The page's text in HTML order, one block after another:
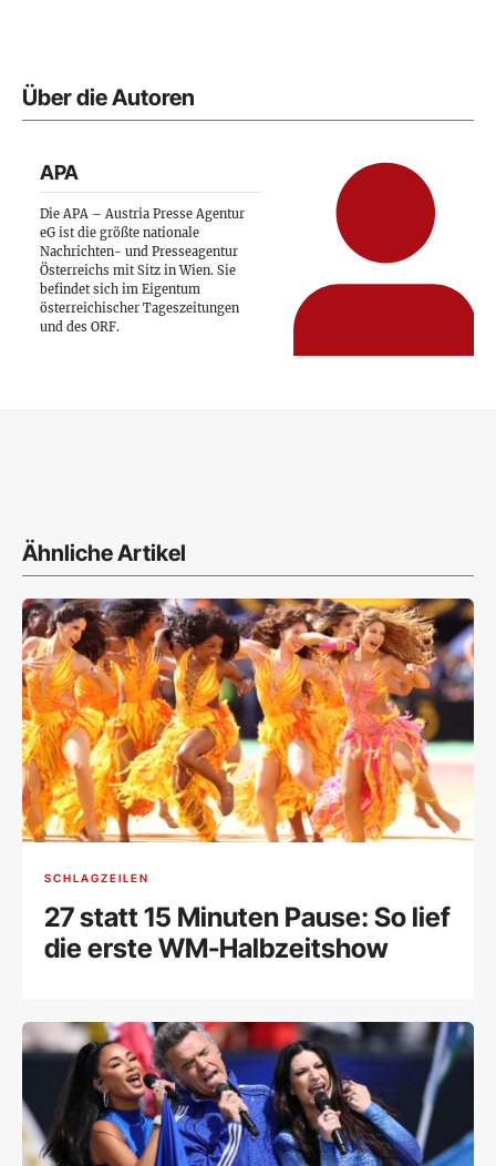
Über die Autoren
APA
Die APA – Austria Presse Agentur
eG ist die größte nationale
Nachrichten- und Presseagentur
Österreichs mit Sitz in Wien. Sie
befindet sich im Eigentum
österreichischer Tageszeitungen
und des ORF.
Ähnliche Artikel
SCHLAGZEILEN
27 statt 15 Minuten Pause: So lief
die erste WM-Halbzeitshow